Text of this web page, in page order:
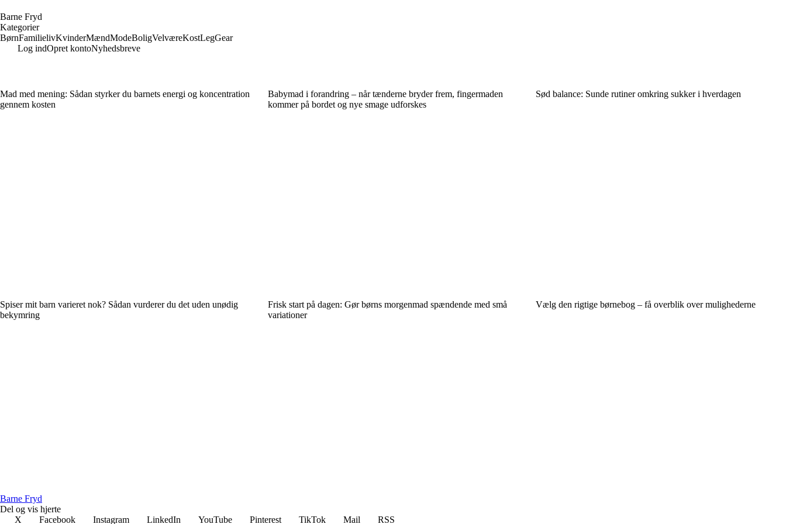
Barne Fryd
Kategorier
BørnFamilielivKvinderMændModeBoligVelværeKostLegGear
Log indOpret kontoNyhedsbreve
Mad med mening: Sådan styrker du barnets energi og koncentration
gennem kosten
Babymad i forandring – når tænderne bryder frem, fingermaden
kommer på bordet og nye smage udforskes
Sød balance: Sunde rutiner omkring sukker i hverdagen
Spiser mit barn varieret nok? Sådan vurderer du det uden unødig
bekymring
Frisk start på dagen: Gør børns morgenmad spændende med små
variationer
Vælg den rigtige børnebog – få overblik over mulighederne
Barne Fryd
Del og vis hjerte
X
Facebook Instagram LinkedIn YouTube Pinterest TikTok Mail RSS